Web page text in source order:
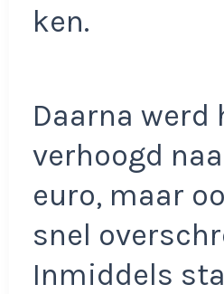
ken.
Daarna werd
verhoogd
euro, maar
snel
Inmiddels